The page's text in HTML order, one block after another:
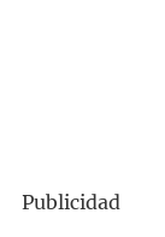
Publicidad